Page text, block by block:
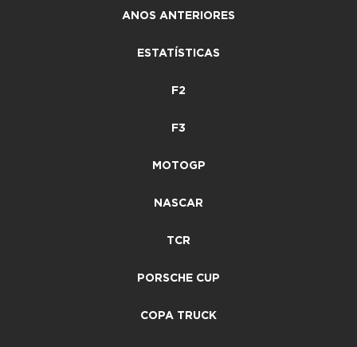
ANOS ANTERIORES
ESTATÍSTICAS
F2
F3
MOTOGP
NASCAR
TCR
PORSCHE CUP
COPA TRUCK